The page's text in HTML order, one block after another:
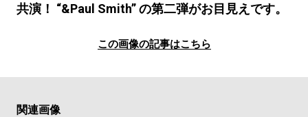
#Commune H #FOCUS IT #AH.H
#FASHION #MUSIC
共演！ “&Paul Smith” の第二弾がお目見えです。
この画像の記事はこちら
関連画像